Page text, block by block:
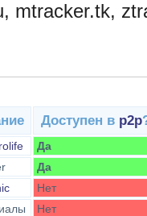
mtracker.tk,
Доступен в p2p
Да
Да
Нет
Нет